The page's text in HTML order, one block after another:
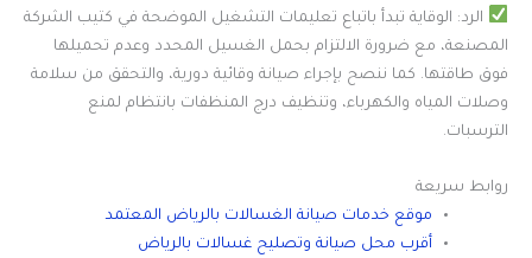
الرد: الوقاية تبدأ باتباع تعليمات التشغيل الموضحة في كتيب الشركة
المصنعة، مع ضرورة الالتزام بحمل الغسيل المحدد وعدم تحميلها
فوق طاقتها. كما ننصح بإجراء صيانة وقائية دورية، والتحقق من سلامة
وصلات المياه والكهرباء، وتنظيف درج المنظفات بانتظام لمنع
الترسبات.
روابط سريعة
موقع خدمات صيانة الغسالات بالرياض المعتمد
أقرب محل صيانة وتصليح غسالات بالرياض